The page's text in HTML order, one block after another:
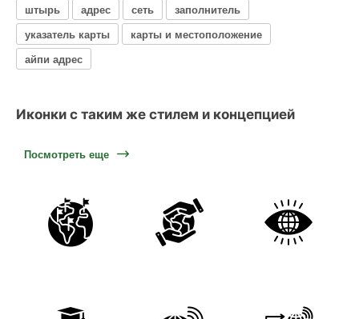
штырь
адрес сеть
заполнитель
указатель карты
карты и местоположение
айпи адрес
Иконки с таким же стилем и концепцией
Посмотреть еще